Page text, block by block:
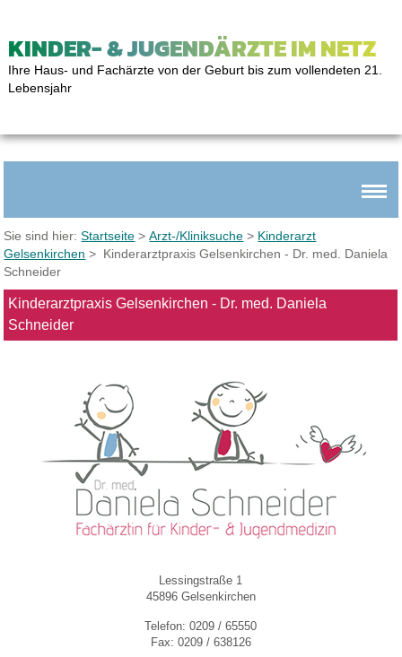
KINDER- & JUGENDÄRZTE IM NETZ
Ihre Haus- und Fachärzte von der Geburt bis zum vollendeten 21.
Lebensjahr
Sie sind hier:Startseite >Arzt-/Kliniksuche > Kinderarzt
Gelsenkirchen > Kinderarztpraxis Gelsenkirchen - Dr. med. Daniela
Schneider
Kinderarztpraxis Gelsenkirchen - Dr. med. Daniela
Schneider
Lessingstraße 1
45896 Gelsenkirchen
Telefon: 0209 / 65550
Fax: 0209 / 638126